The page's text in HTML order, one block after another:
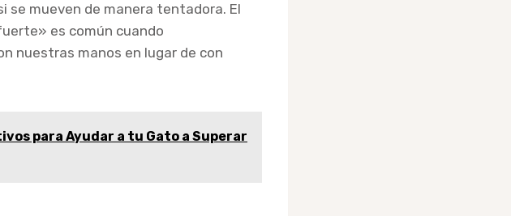
se mueven de manera tentadora. El
es común cuando
nuestras manos en lugar de con
para Ayudar a tu Gato a Superar